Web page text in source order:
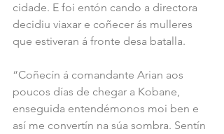
cidade. E foi entón cando a directora
decidiu viaxar e coñecer ás mulleres
que estiveran á fronte desa batalla.
“Coñecín á comandante Arian aos
poucos días de chegar a Kobane,
enseguida entendémonos moi ben e
así me convertín na súa sombra. Sentín